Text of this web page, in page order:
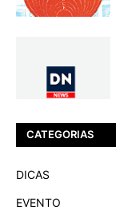
CATEGORIAS
DICAS
EVENTO